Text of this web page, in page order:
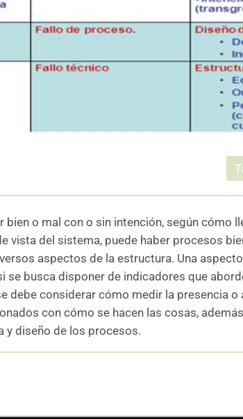
bien o mal con o sin intención, según cómo
vista del sistema, puede haber procesos
aspectos de la estructura. Una
se busca disponer de indicadores que
debe considerar cómo medir la presencia o
con cómo se hacen las cosas,
y diseño de los procesos.